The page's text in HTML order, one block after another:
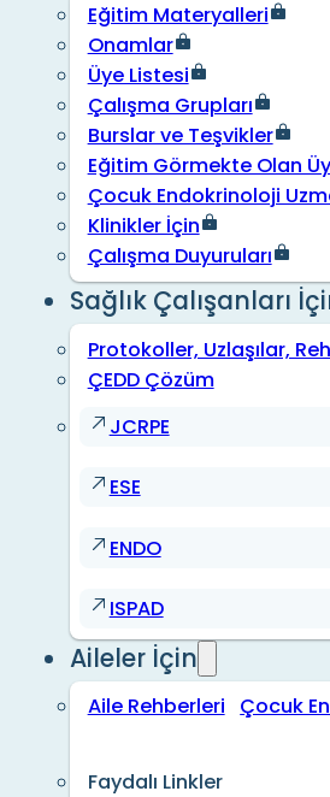
Eğitim Materyalleri
Onamlar
Üye Listesi
Çalışma Grupları
Burslar ve Teşvikler
Eğitim Görmekte Olan
Çocuk Endokrinoloji
Klinikler İçin
Çalışma Duyuruları
Sağlık Çalışanları
Protokoller, Uzlaşılar,
ÇEDD Çözüm
JCRPE
ESE
ENDO
ISPAD
Aileler İçin
Aile Rehberleri Çocuk
Faydalı Linkler